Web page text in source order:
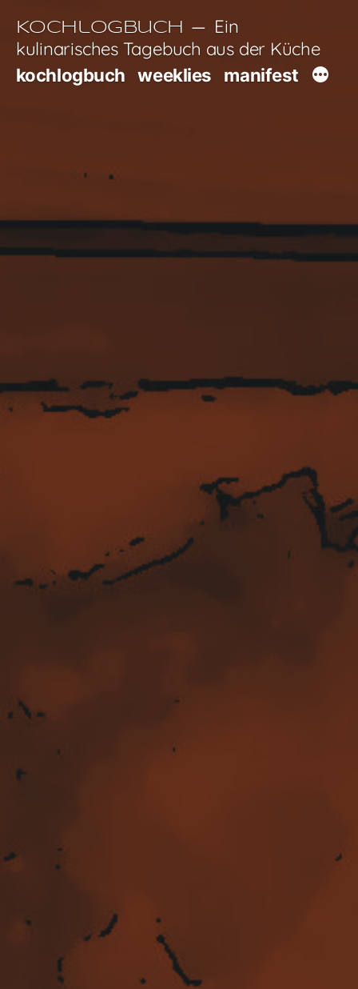
Inhalt
springen
Kochlogbuch
Ein
kulinarisches Tagebuch aus der Küche
kochlogbuch weeklies manifest